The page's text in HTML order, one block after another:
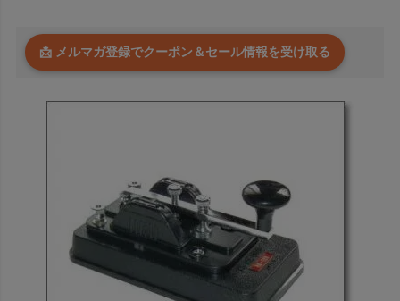
📩 メルマガ登録でクーポン＆セール情報を受け取る